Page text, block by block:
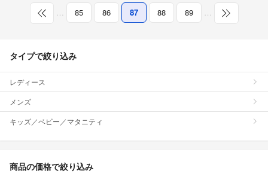
85 86 87 88 89
タイプで絞り込み
レディース
メンズ
キッズ／ベビー／マタニティ
商品の価格で絞り込み